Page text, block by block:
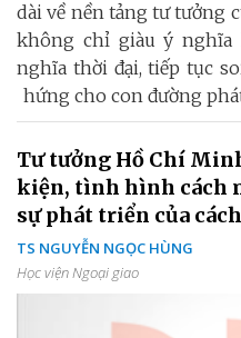
dài về nền tảng tư tưởng
không chỉ giàu ý nghĩa
nghĩa thời đại, tiếp tục
hứng cho con đường
Tư tưởng Hồ Chí
kiện, tình hình cách
sự phát triển của
TS NGUYỄN NGỌC HÙNG
Học viện Ngoại giao